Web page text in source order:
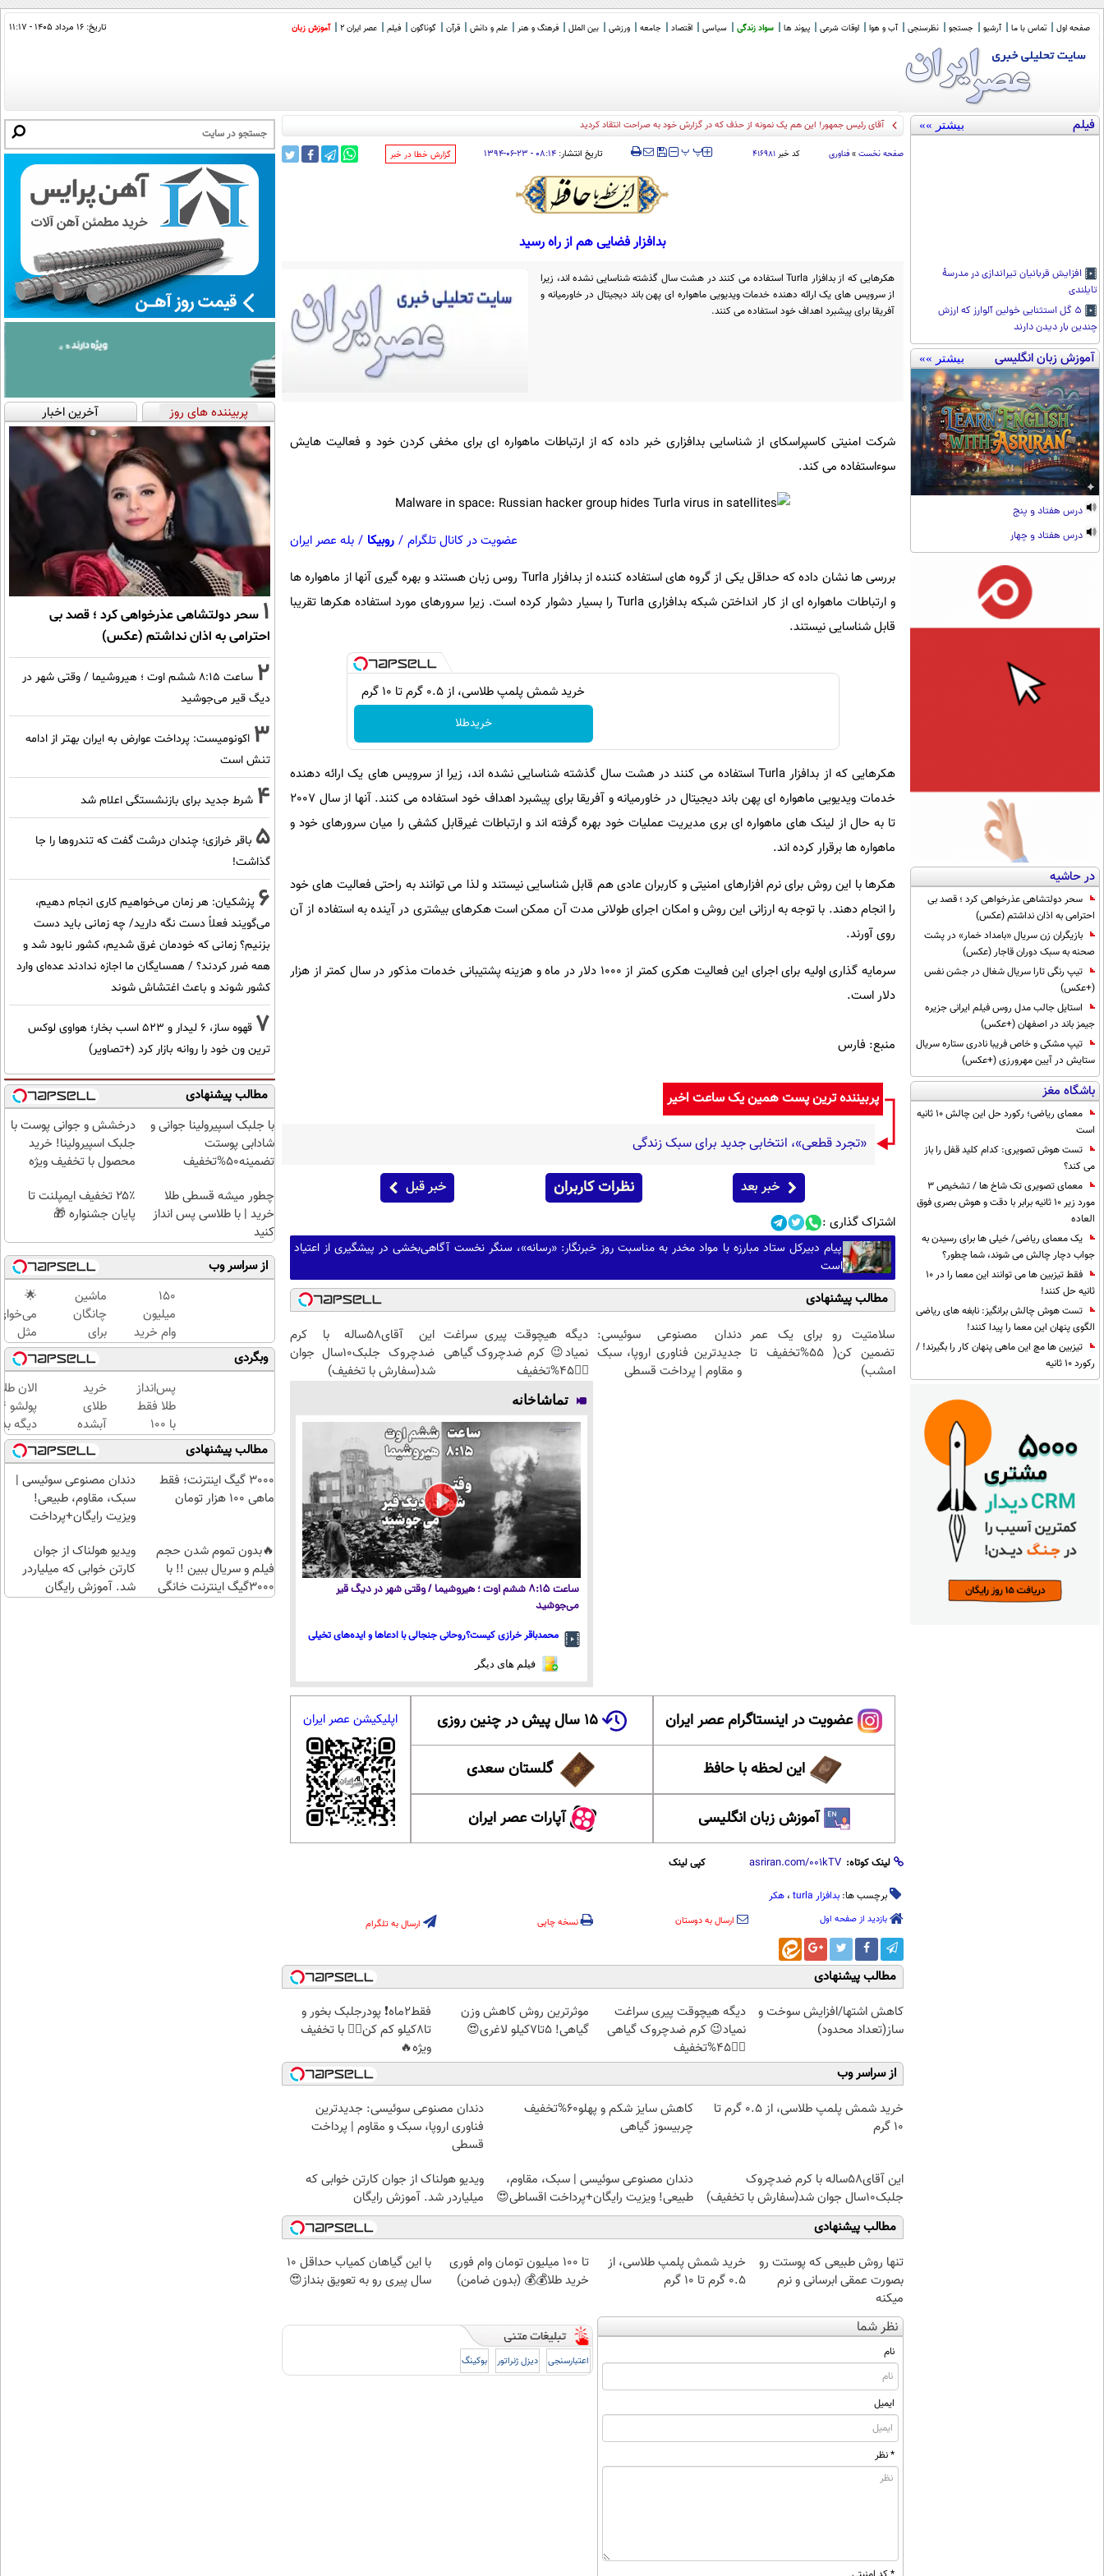
صفحه اول تماس با ما آرشیو جستجو نظرسنجی آب و هوا اوقات شرعی پیوند ها سواد زندگی سیاسی اقتصاد جامعه ورزشی بین الملل فرهنگ و هنر علم و دانش قرآن گوناگون فیلم عصر ایران 2 آموزش زبان تاریخ: ۱۶ مرداد ۱۴۰۵ - ۱۱:۱۷
فیلم بیشتر »»
افزایش قربانیان تیراندازی در مدرسۀ
تایلندی
۵ گل استثنایی خولین آلوارز که ارزش
چندین بار دیدن دارند
آموزش زبان انگلیسی بیشتر »»
درس هفتاد و پنج
درس هفتاد و چهار
در حاشیه
سحر دولتشاهی عذرخواهی کرد ؛ قصد بی
احترامی به اذان نداشتم (عکس)
بازیگران زن سریال «بامداد خمار» در پشت
صحنه به سبک دوران قاجار (عکس)
تیپ رنگی تارا سریال شغال در جشن نفس
(+عکس)
استایل جالب مدل روس فیلم ایرانی جزیره
جیمز باند در اصفهان (+عکس)
تیپ مشکی و خاص فریبا نادری ستاره سریال
ستایش در آیین مهرورزی (+عکس)
باشگاه مغز
معمای ریاضی؛ رکورد حل این چالش 10 ثانیه
است
تست هوش تصویری: کدام کلید قفل را باز
می کند؟
معمای تصویری تک شاخ ها / تشخیص 3
مورد زیر 10 ثانیه برابر با دقت و هوش بصری فوق
العاده
یک معمای ریاضی/ خیلی ها برای رسیدن به
جواب دچار چالش می شوند، شما چطور؟
فقط تیزبین ها می توانند این معما را در 10
ثانیه حل کنند!
تست هوش چالش برانگیز: نابغه های ریاضی
الگوی پنهان این معما را پیدا کنند!
تیزبین ها مچ این ماهی پنهان کار را بگیرند! /
رکورد 10 ثانیه
آقای رئیس جمهور! این هم یک نمونه از حذف که در گزارش خود به صراحت انتقاد کردید
صفحه نخست » فناوری کد خبر ۴۱۶۹۸۱ ‍‍‍ پ پ تاریخ انتشار: ۰۸:۱۴ - ۲۳-۰۶-۱۳۹۴ ‌گزارش خطا در خبر
بدافزار فضایی هم از راه رسید
هکرهایی که از بدافزار Turla استفاده می کنند در هشت سال گذشته شناسایی نشده اند، زیرا
از سرویس های یک ارائه دهنده خدمات ویدیویی ماهواره ای پهن باند دیجیتال در خاورمیانه و
آفریقا برای پیشبرد اهداف خود استفاده می کنند.
شرکت امنیتی کاسپراسکای از شناسایی بدافزاری خبر داده که از ارتباطات ماهواره ای برای مخفی کردن خود و فعالیت هایش
سوءاستفاده می کند.
عضویت در کانال تلگرام / روبیکا / بله عصر ایران
بررسی ها نشان داده که حداقل یکی از گروه های استفاده کننده از بدافزارTurla روس زبان هستند و بهره گیری آنها از ماهواره ها
و ارتباطات ماهواره ای از کار انداختن شبکه بدافزاری Turla را بسیار دشوار کرده است. زیرا سرورهای مورد استفاده هکرها تقریبا
قابل شناسایی نیستند.
خرید شمش پلمپ طلاسی، از ۰.۵ گرم تا ۱۰ گرم
خریدطلا
هکرهایی که از بدافزار Turla استفاده می کنند در هشت سال گذشته شناسایی نشده اند، زیرا از سرویس های یک ارائه دهنده
خدمات ویدیویی ماهواره ای پهن باند دیجیتال در خاورمیانه و آفریقا برای پیشبرد اهداف خود استفاده می کنند. آنها از سال 2007
تا به حال از لینک های ماهواره ای بری مدیریت عملیات خود بهره گرفته اند و ارتباطات غیرقابل کشفی را میان سرورهای خود و
ماهواره ها برقرار کرده اند.
هکرها با این روش برای نرم افزارهای امنیتی و کاربران عادی هم قابل شناسایی نیستند و لذا می توانند به راحتی فعالیت های خود
را انجام دهند. با توجه به ارزانی این روش و امکان اجرای طولانی مدت آن ممکن است هکرهای بیشتری در آینده به استفاده از آن
روی آورند.
سرمایه گذاری اولیه برای اجرای این فعالیت هکری کمتر از 1000 دلار در ماه و هزینه پشتیبانی خدمات مذکور در سال کمتر از هزار
دلار است.
منبع: فارس
پربیننده ترین پست همین یک ساعت اخیر
«تجرد قطعی»، انتخابی جدید برای سبک زندگی
خبر بعد نظرات کاربران خبر قبل
اشتراک گذاری :
پیام دبیرکل ستاد مبارزه با مواد مخدر به مناسبت روز خبرنگار: «رسانه»، سنگر نخست آگاهی‌بخشی در پیشگیری از اعتیاد
است
مطالب پیشنهادی
سلامتیت رو برای یک عمر
تضمین کن( 55%تخفیف تا
امشب)
دندان مصنوعی سوئیسی:
جدیدترین فناوری اروپا، سبک
و مقاوم | پرداخت قسطی
دیگه هیچوقت پیری سراغت
نمیاد😉 کرم ضدچروک گیاهی
👈🏻45%تخفیف
این آقای58ساله با کرم
ضدچروک جلبک10سال جوان
شد(سفارش با تخفیف)
تماشاخانه
ساعت ۸:۱۵ ششم اوت ؛ هیروشیما / وقتی شهر در دیگ قیر
می‌جوشید
محمدباقر خرازی کیست؟روحانی جنجالی با ادعاها و ایده‌های تخیلی
فیلم های دیگر
عضویت در اینستاگرام عصر ایران ۱۵ سال پیش در چنین روزی
این لحظه با حافظ گلستان سعدی
آموزش زبان انگلیسی آپارات عصر ایران
اپلیکیشن عصر ایران
لینک کوتاه: کپی لینک
برچسب ها: بدافزار turla ، هکر
بازدید از صفحه اول ارسال به دوستان نسخه چاپی ارسال به تلگرام
مطالب پیشنهادی
کاهش اشتها/افزایش سوخت و
ساز(تعداد محدود)
دیگه هیچوقت پیری سراغت
نمیاد😉 کرم ضدچروک گیاهی
👈🏻45%تخفیف
موثرترین روش کاهش وزن
گیاهی! 5تا۷کیلو لاغری😍
فقط2ماه❗ پودرجلبک بخور و
تا8کیلو کم کن👌🏻 با تخفیف
ویژه🔥
از سراسر وب
خرید شمش پلمپ طلاسی، از ۰.۵ گرم تا
۱۰ گرم
کاهش سایز شکم و پهلو60%تخفیف
چربیسوز گیاهی
دندان مصنوعی سوئیسی: جدیدترین
فناوری اروپا، سبک و مقاوم | پرداخت
قسطی
این آقای58ساله با کرم ضدچروک
جلبک10سال جوان شد(سفارش با تخفیف)
دندان مصنوعی سوئیسی | سبک، مقاوم،
طبیعی! ویزیت رایگان+پرداخت اقساطی😍
ویدیو هولناک از جوان کارتن خوابی که
میلیاردر شد. آموزش رایگان
مطالب پیشنهادی
تنها روش طبیعی که پوستت رو
بصورت عمقی ابرسانی و نرم
میکنه
خرید شمش پلمپ طلاسی، از
۰.۵ گرم تا ۱۰ گرم
تا 100 میلیون تومان وام فوری
خرید طلا💰💰 (بدون ضامن)
با این گیاهان کمیاب حداقل 10
سال پیری رو به تعویق بنداز😍
نظر شما
نام
ایمیل
* نظر
اعتبارسنجی دیزل ژنراتور بوکینگ
پربیننده های روز آخرین اخبار
1 سحر دولتشاهی عذرخواهی کرد ؛ قصد بی
احترامی به اذان نداشتم (عکس)
2
ساعت ۸:۱۵ ششم اوت ؛ هیروشیما / وقتی شهر در
دیگ قیر می‌جوشید
3 اکونومیست: پرداخت عوارض به ایران بهتر از ادامه
تنش است
4 شرط جدید برای بازنشستگی اعلام شد
5 باقر خرازی؛ چندان درشت گفت که تندروها را جا
گذاشت!
6 پزشکیان: هر زمان می‌خواهیم کاری انجام دهیم،
می‌گویند فعلاً دست نگه دارید/ چه زمانی باید دست
بزنیم؟ زمانی که خودمان غرق شدیم، کشور نابود شد و
همه ضرر کردند؟ / همسایگان ما اجازه ندادند عده‌ای وارد
کشور شوند و باعث اغتشاش شوند
7
قهوه ساز، 6 لیدار و 523 اسب بخار؛ هواوی لوکس
ترین ون خود را روانه بازار کرد (+تصاویر)
مطالب پیشنهادی
با جلبک اسپیرولینا جوانی و
شادابی پوستت
تضمینه50%تخفیف
درخشش و جوانی پوست با
جلبک اسپیرولینا! خرید
محصول با تخفیف ویژه
چطور میشه قسطی طلا
خرید | با طلاسی پس انداز
کنید
۲۵٪ تخفیف ایمپلنت تا
پایان جشنواره 🎁
از سراسر وب
150
میلیون
وام خرید
آیفون 17
پرومکس
نارنجی!
ماشین
چانگان
برای
فروش
داری؟
اینجا
سریع
بفروشش
🌟
مثل
همین
الان
الماس
ماز رو
شروع
وبگردی
پس‌انداز
طلا فقط
با ۱۰۰
هزارتومان
(امن و
راحت)
خرید
طلای
آبشده
حتی با
۱۰۰هزارتومان
الان
دیگه
طلا با
بی‌بهره
مطالب پیشنهادی
3000 گیگ اینترنت؛ فقط
ماهی 100 هزار تومان
دندان مصنوعی سوئیسی |
سبک، مقاوم، طبیعی!
ویزیت رایگان+پرداخت
🔥بدون تموم شدن حجم
فیلم و سریال ببین !! با
3000گیگ اینترنت خانگی
ویدیو هولناک از جوان
کارتن خوابی که میلیاردر
شد. آموزش رایگان